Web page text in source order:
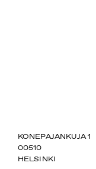
SUOMIAREENA
KONEPAJANKUJA 1
00510
HELSINKI